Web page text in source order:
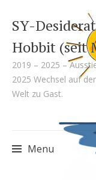
SY-
Hobbit (seit
2019 – 2025 –
2025 Wechsel auf
Welt zu Gast.
Menu